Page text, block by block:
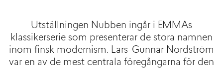
Utställningen Nubben ingår i EMMAs
klassikerserie som presenterar de stora namnen
inom finsk modernism. Lars-Gunnar Nordström
var en av de mest centrala föregångarna för den